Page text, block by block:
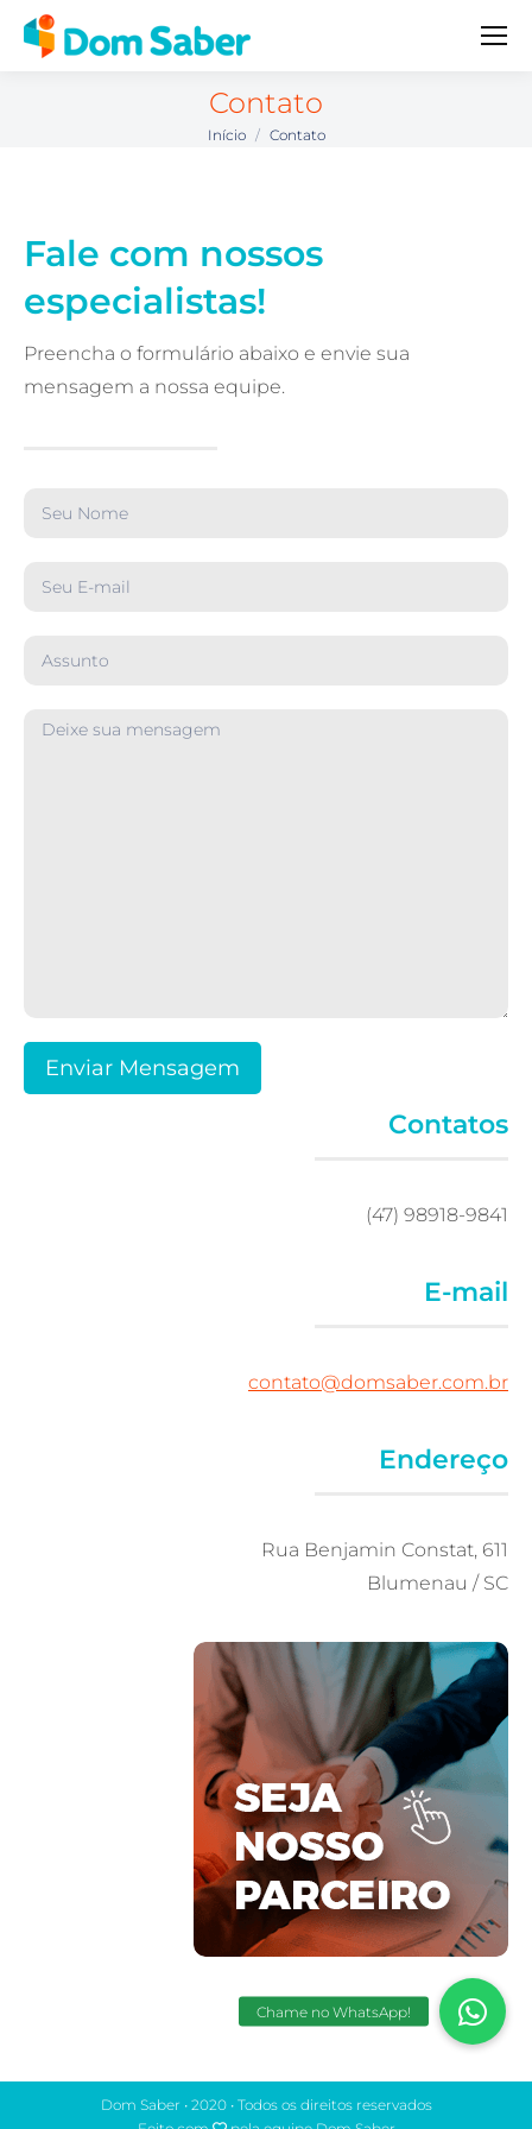
Contato
Você está aqui:
Início Contato
Fale com nossos
especialistas!
Preencha o formulário abaixo e envie sua
mensagem a nossa equipe.
Contatos
(47) 98918-9841
E-mail
contato@domsaber.com.br
Endereço
Rua Benjamin Constat, 611
Blumenau / SC
Dom Saber • 2020 • Todos os direitos reservados